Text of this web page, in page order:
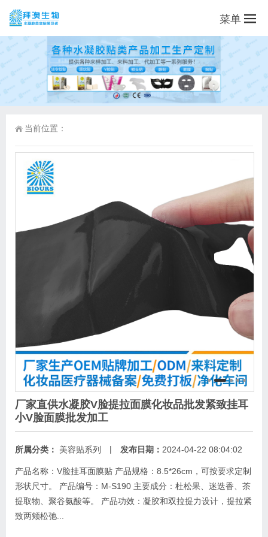
菜单
当前位置：
厂家直供水凝胶V脸提拉面膜化妆品批发紧致挂耳
小V脸面膜批发加工
所属分类： 美容贴系列 | 发布日期： 2024-04-22 08:04:02
产品名称：V脸挂耳面膜贴 产品规格：8.5*26cm，可按要求定制
形状尺寸。 产品编号：M-S190 主要成分：杜松果、迷迭香、茶
提取物、聚谷氨酸等。 产品功效：凝胶和双拉提力设计，提拉紧
致两颊松弛...